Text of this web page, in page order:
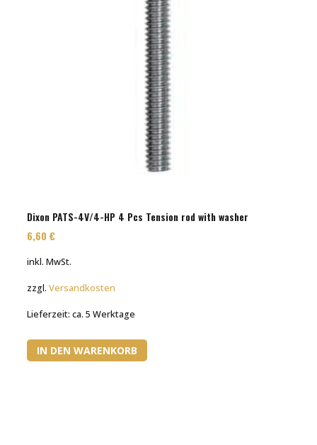
Dixon PATS-4V/4-HP 4 Pcs Tension rod with washer
6,60€
inkl. MwSt.
zzgl.Versandkosten
Lieferzeit:ca. 5 Werktage
IN DEN WARENKORB